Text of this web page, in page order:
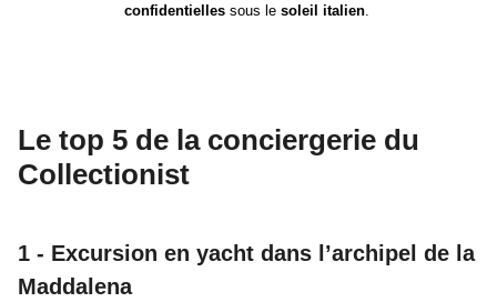
confidentielles sous lesoleil italien.
Le top 5 de la conciergerie du
Collectionist
1 - Excursion en yacht dans l’archipel de la
Maddalena